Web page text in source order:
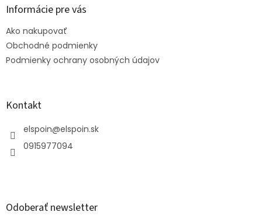
Informácie pre vás
Ako nakupovať
Obchodné podmienky
Podmienky ochrany osobných údajov
Kontakt
elspoin@elspoin.sk
0915977094
Odoberať newsletter